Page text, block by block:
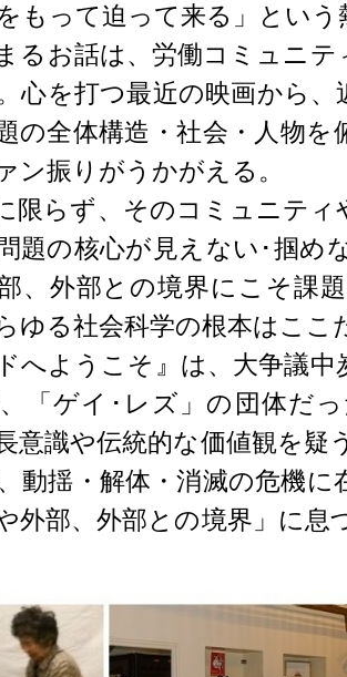
もって迫って来る」という
るお話は、労働コミュニテ
心を打つ最近の映画から、
の全体構造・社会・人物
ン振りがうかがえる。
限らず、そのコミュニティ
題の核心が見えない･掴め
、外部との境界にこそ課
ゆる社会科学の根本はここ
へようこそ』は、大争議
「ゲイ･レズ」の団体だ
意識や伝統的な価値観を疑
動揺・解体・消滅の危機に
外部、外部との境界」に息